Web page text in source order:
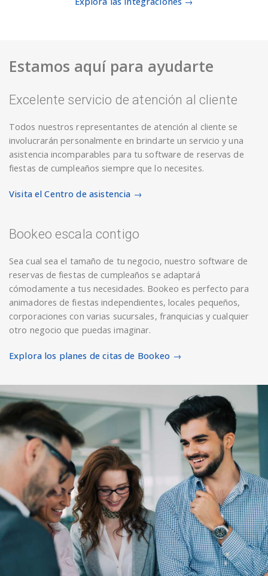
Estamos aquí para ayudarte
Excelente servicio de atención al cliente
Todos nuestros representantes de atención al cliente se
involucrarán personalmente en brindarte un servicio y una
asistencia incomparables para tu software de reservas de
fiestas de cumpleaños siempre que lo necesites.
Visita el Centro de asistencia →
Bookeo escala contigo
Sea cual sea el tamaño de tu negocio, nuestro software de
reservas de fiestas de cumpleaños se adaptará
cómodamente a tus necesidades. Bookeo es perfecto para
animadores de fiestas independientes, locales pequeños,
corporaciones con varias sucursales, franquicias y cualquier
otro negocio que puedas imaginar.
Explora los planes de citas de Bookeo →